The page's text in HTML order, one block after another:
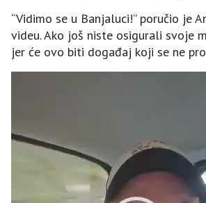
“Vidimo se u Banjaluci!” poručio je
videu. Ako još niste osigurali svoje
jer će ovo biti događaj koji se ne